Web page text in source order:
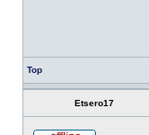
Top
Etsero17